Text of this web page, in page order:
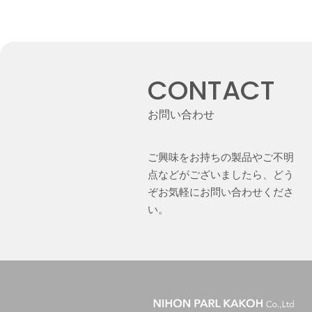
CONTACT
お問い合わせ
ご興味をお持ちの製品やご不明
点などがございましたら、どう
ぞお気軽にお問い合わせくださ
い。